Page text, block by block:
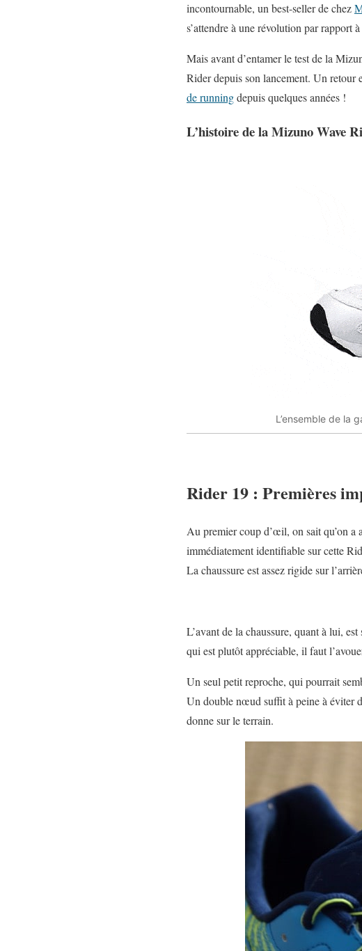
incontournable, un best-seller de chez
s’attendre à une révolution par rapport
Mais avant d’entamer le test de la
Rider depuis son lancement. Un retour
de runningdepuis quelques années !
L’histoire de la Mizuno Wave
L’ensemble de la
Rider 19 : Premières
Au premier coup d’œil, on sait qu’on a
immédiatement identifiable sur cette
La chaussure est assez rigide sur
L’avant de la chaussure, quant à lui,
qui est plutôt appréciable, il faut
Un seul petit reproche, qui pourrait
Un double nœud suffit à peine à éviter
donne sur le terrain.